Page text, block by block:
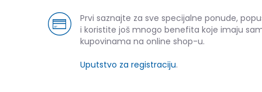
Prvi saznajte za sve specijalne ponude,
i koristite još mnogo benefita koje imaju
kupovinama na online shop-u.
Uputstvo za registraciju.